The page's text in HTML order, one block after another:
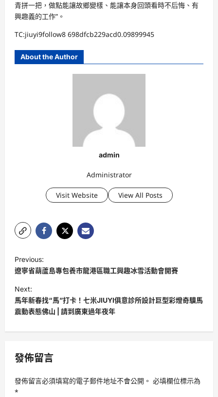
青拼一把，做點能讓故鄉變樣、能讓本身回頭看時不后悔、有
興趣義的工作”。
TC:jiuyi9follow8 698dfcb229acd0.09899945
About the Author
admin
Administrator
Visit Website View All Posts
o
s
t
n
a
i
a
Previous:
遼寧省葫蘆島專包養市龍港區職工興趣冰雪活動會開賽
Next:
馬年新春找“馬”打卡！七米JIUYI俱意診所設計巨型彩燈奇驥馬
震動表態佛山 | 請到廣東過年夜年
發佈留言
發佈留言必須填寫的電子郵件地址不會公開。 必填欄位標示為
*